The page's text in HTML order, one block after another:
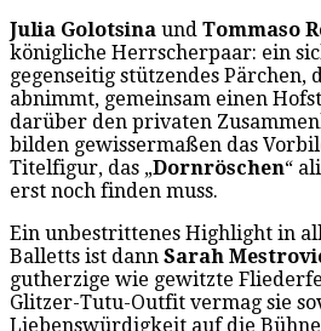
Julia Golotsina und Tommaso
königliche Herrscherpaar: ein
gegenseitig stützendes Pärchen,
abnimmt, gemeinsam einen
darüber den privaten
bilden gewissermaßen das
Titelfigur, das „Dornröschen“
erst noch finden muss.
Ein unbestrittenes Highlight in
Balletts ist dann Sarah
gutherzige wie gewitzte
Glitzer-Tutu-Outfit vermag sie
Liebenswürdigkeit auf die